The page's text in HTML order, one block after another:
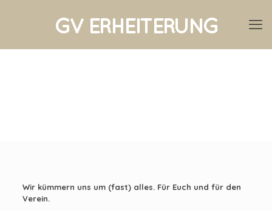
Wir kümmern uns um (fast) alles. Für Euch und für den
Verein.